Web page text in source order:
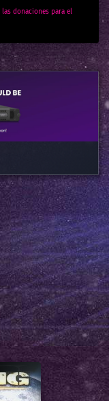
donaciones para el